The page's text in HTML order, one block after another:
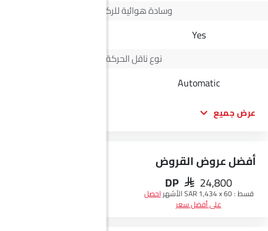
وسادة هوائية للركاب
Yes
نوع ناقل الحركة
Automatic
عرض جميع
أفضل عروض القروض
DP SAR 24,800
قسط :SAR 1,434 x 60 الأشهر احصل
على أفضل سعر